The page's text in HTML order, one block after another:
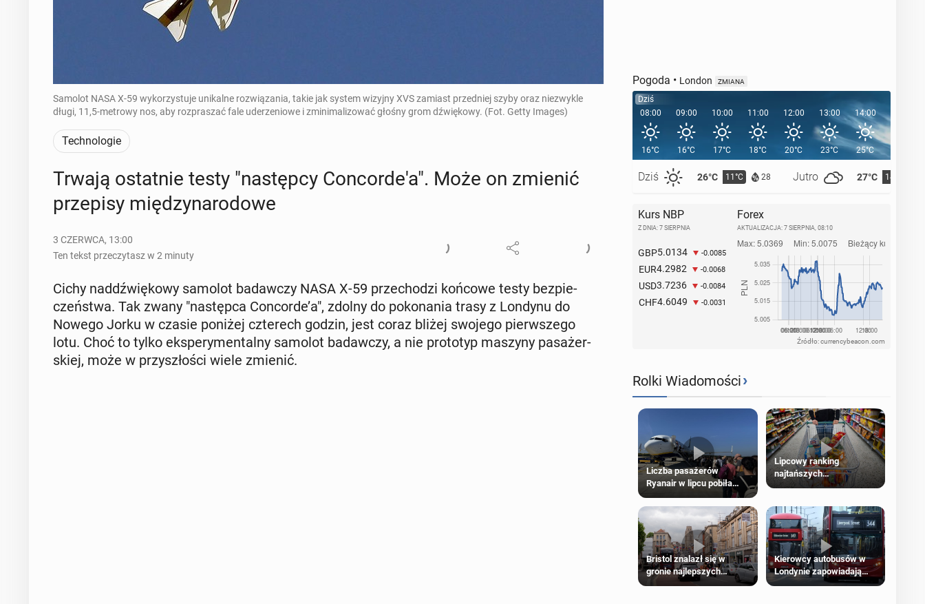
Samolot NASA X-59 wykorzystuje unikalne rozwiązania, takie jak system wizyjny XVS zamiast przedniej szyby oraz niezwykle
długi, 11,5-metrowy nos, aby rozpraszać fale uderzeniowe i zminimalizować głośny grom dźwiękowy. (Fot. Getty Images)
Technologie
Trwają ostat­nie testy "na­stęp­cy Con­cor­de­'a". Może on zmienić
prze­pi­sy mię­dzy­na­ro­do­we
3 CZERWCA, 13:00
Ten tekst przeczytasz w 2 minuty
Cichy nad­dźwię­ko­wy samolot ba­daw­czy NASA X-59 prze­cho­dzi końcowe testy bez­pie­
czeń­stwa. Tak zwany "na­stęp­ca Con­cor­de’a", zdolny do po­ko­na­nia trasy z Londynu do
Nowego Jorku w czasie poniżej czte­rech godzin, jest coraz bliżej swojego pierw­sze­go
lotu. Choć to tylko eks­pe­ry­men­tal­ny samolot ba­daw­czy, a nie pro­to­typ maszyny pa­sa­żer­
skiej, może w przy­szło­ści wiele zmienić.
Pogoda • London ZMIANA
Dziś
08:00
16°C
Dziś 26°C 11°C 28 Jutro 27°C 14°C
09:00
16°C
10:00
17°C
11:00
18°C
12:00
20°C
13:00
23°C
14:00
25°C
15:00
Kurs NBP
Z DNIA: 7 SIERPNIA
GBP5.0134 -0.0085
EUR4.2982 -0.0068
USD3.7236 -0.0084
CHF4.6049 -0.0031
Forex
AKTUALIZACJA: 7 SIERPNIA, 08:10
Źródło: currencybeacon.com
Rolki Wiadomości›
Liczba pasażerów
Ryanair w lipcu pobiła
rekord
Lipcowy ranking
najtańszych
supermarketów
Bristol znalazł się w
gronie najlepszych
kierunków podróży na
Kierowcy autobusów w
Londynie zapowiadają
strajki